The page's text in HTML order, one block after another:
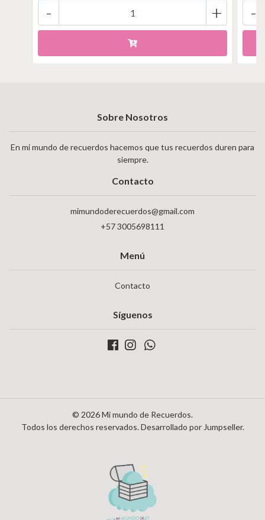
+
- -
Sobre Nosotros
En mi mundo de recuerdos hacemos que tus recuerdos duren para
siempre.
Contacto
mimundoderecuerdos@gmail.com
+57 3005698111
Menú
Contacto
Síguenos
© 2026 Mi mundo de Recuerdos.
Todos los derechos reservados.Desarrollado por Jumpseller.